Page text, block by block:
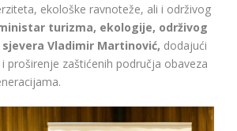
ekološke ravnoteže, ali i održivog
turizma, ekologije, održivog
Vladimir Martinović, dodajući
proširenje zaštićenih područja obaveza